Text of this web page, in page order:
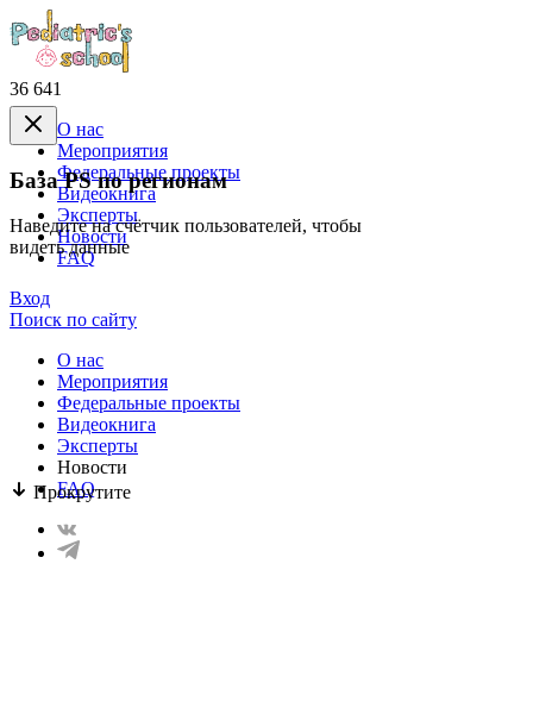
36 641
База PS по регионам
Наведите на счётчик пользователей, чтобы
видеть данные
Прокрутите
О нас
Mероприятия
Федеральные проекты
Видеокнига
Эксперты
Новости
FAQ
Вход
Поиск по сайту
О нас
Mероприятия
Федеральные проекты
Видеокнига
Эксперты
Новости
FAQ